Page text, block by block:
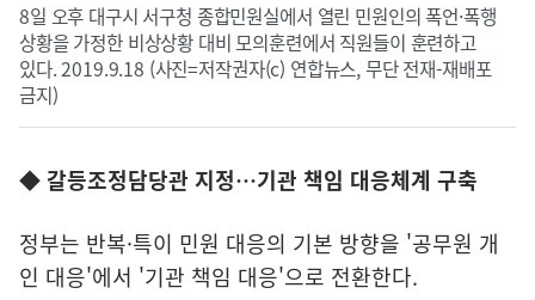
8일 오후 대구시 서구청 종합민원실에서 열린 민원인의 폭언·폭행
상황을 가정한 비상상황 대비 모의훈련에서 직원들이 훈련하고
있다. 2019.9.18 (사진=저작권자(c) 연합뉴스, 무단 전재-재배포
금지)
◆ 갈등조정담당관 지정…기관 책임 대응체계 구축
정부는 반복·특이 민원 대응의 기본 방향을 '공무원 개
인 대응'에서 '기관 책임 대응'으로 전환한다.